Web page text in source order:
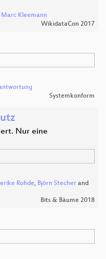
Marc Kleemann
WikidataCon 2017
Systemkonform
Nur eine
Rohde, Björn Stecher and
Bits & Bäume 2018